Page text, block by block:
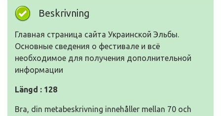
Beskrivning
Главная страница сайта Украинской Эльбы.
Основные сведения о фестивале и всё
необходимое для получения дополнительной
информации
Längd : 128
Bra, din metabeskrivning innehåller mellan 70 och